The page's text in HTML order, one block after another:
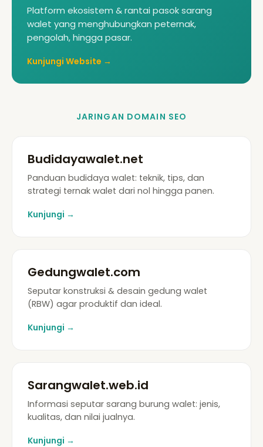
Platform ekosistem & rantai pasok sarang
walet yang menghubungkan peternak,
pengolah, hingga pasar.
Kunjungi Website →
JARINGAN DOMAIN SEO
Budidayawalet.net
Panduan budidaya walet: teknik, tips, dan
strategi ternak walet dari nol hingga panen.
Kunjungi →
Gedungwalet.com
Seputar konstruksi & desain gedung walet
(RBW) agar produktif dan ideal.
Kunjungi →
Sarangwalet.web.id
Informasi seputar sarang burung walet: jenis,
kualitas, dan nilai jualnya.
Kunjungi →